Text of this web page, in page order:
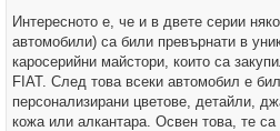
Интересното е, че и в двете серии
автомобили) са били превърнати в
каросерийни майстори, които са
FIAT. След това всеки автомобил е
персонализирани цветове, детайли,
кожа или алкантара. Освен това, те